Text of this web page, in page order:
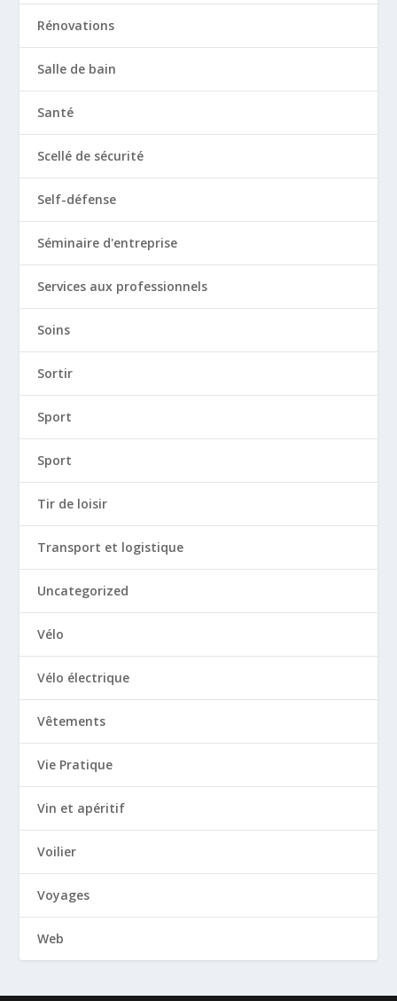
Rénovations
Salle de bain
Santé
Scellé de sécurité
Self-défense
Séminaire d'entreprise
Services aux professionnels
Soins
Sortir
Sport
Sport
Tir de loisir
Transport et logistique
Uncategorized
Vélo
Vélo électrique
Vêtements
Vie Pratique
Vin et apéritif
Voilier
Voyages
Web